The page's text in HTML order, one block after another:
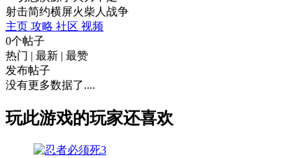
射击简约横屏火柴人 战争
主页 攻略 社区 视频
0个帖子
热门 | 最新 | 最赞
发布帖子
没有更多数据了....
玩此游戏的玩家还喜欢